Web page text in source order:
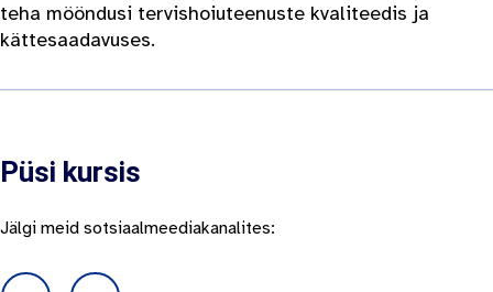
teha mööndusi tervishoiuteenuste kvaliteedis ja
kättesaadavuses.
Püsi kursis
Jälgi meid sotsiaalmeediakanalites: